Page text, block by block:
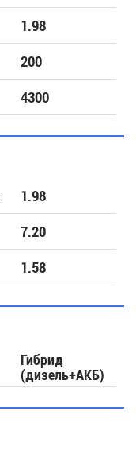
1.98
200
4300
1.98
7.20
1.58
Гибрид
(дизель+АКБ)